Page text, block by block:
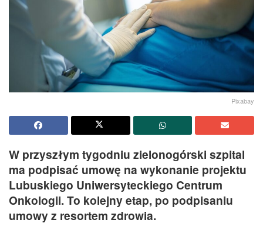
Pixabay
W przyszłym tygodniu zielonogórski szpital
ma podpisać umowę na wykonanie projektu
Lubuskiego Uniwersyteckiego Centrum
Onkologii. To kolejny etap, po podpisaniu
umowy z resortem zdrowia.